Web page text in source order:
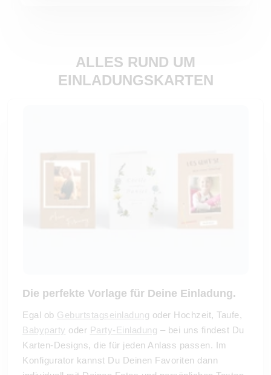
ALLES RUND UM
EINLADUNGSKARTEN
Die perfekte Vorlage für Deine Einladung.
Egal ob Geburtstagseinladung oder Hochzeit, Taufe,
Babyparty oder Party-Einladung – bei uns findest Du
Karten-Designs, die für jeden Anlass passen. Im
Konfigurator kannst Du Deinen Favoriten dann